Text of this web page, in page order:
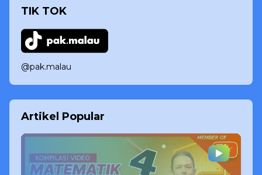
TIK TOK
@pak.malau
Artikel Popular